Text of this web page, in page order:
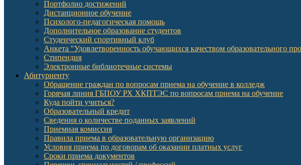
Портфолио достижений
Дистанционное обучение
Психолого-педагогическая помощь
Дополнительное образование студентов
Студенческий спортивный клуб
Анкета "Удовлетворенность обучающихся качеством
Стипендия
Электронные библиотечные системы
Абитуриенту
Обращение граждан по вопросам приема на обучение в колледж
Горячая линия ГБПОУ РХ ХКПТЭС по вопросам приема на обучение
Куда пойти учиться?
Образовательный кредит
Сведения о количестве поданных заявлений
Приемная комиссия
Правила приема в образовательную организацию
Условия приема по договорам об оказании платных услуг
Сроки приема документов